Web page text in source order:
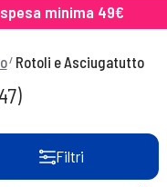
minima 49€
Rotoli e Asciugatutto
Filtri